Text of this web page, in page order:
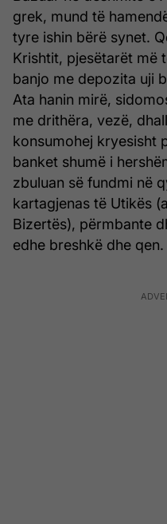
grek, mund të
tyre ishin bërë synet.
Krishtit, pjesëtarët më
banjo me depozita uji
Ata hanin mirë,
me drithëra, vezë,
konsumohej kryesisht
banket shumë i
zbuluan së fundmi në
kartagjenas të Utikës
Bizertës), përmbante
edhe breshkë dhe qen.